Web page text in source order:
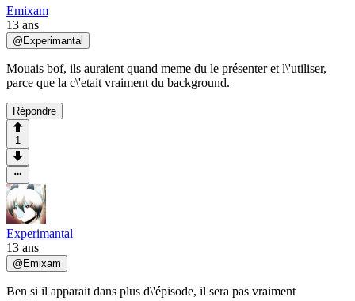
Emixam
13 ans
@Experimantal
Mouais bof, ils auraient quand meme du le présenter et l\'utiliser,
parce que la c\'etait vraiment du background.
Répondre
1
Experimantal
13 ans
@Emixam
Ben si il apparait dans plus d\'épisode, il sera pas vraiment